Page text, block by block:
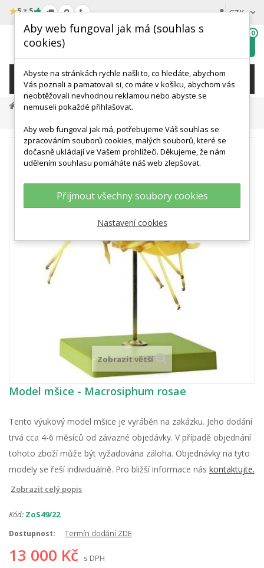
★5 z 5 CZK
wishlist
0
KATEGORIE
Přírodní Vědy A Výuka
Zobrazit větší
Model mšice - Macrosiphum rosae
Tento výukový model mšice je vyráběn na zakázku. Jeho dodání
trvá cca 4-6 měsíců od závazné objedávky. V případě objednání
tohoto zboží může být vyžadována záloha. Objednávky na tyto
modely se řeší individuálně. Pro bližší informace nás kontaktujte.
Zobrazit celý popis
Kód: ZoS49/22
Dostupnost: Termín dodání ZDE
13 000 Kč s DPH
Aby web fungoval jak má (souhlas s
cookies)
Abyste na stránkách rychle našli to, co hledáte, abychom
Vás poznali a pamatovali si, co máte v košíku, abychom vás
neobtěžovali nevhodnou reklamou nebo abyste se
nemuseli pokaždé přihlašovat.
Aby web fungoval jak má, potřebujeme Váš souhlas se
zpracováním souborů cookies, malých souborů, které se
dočasně ukládají ve Vašem prohlížeči. Děkujeme, že nám
udělením souhlasu pomáháte náš web zlepšovat.
Přijmout všechny soubory cookies
Nastavení cookies